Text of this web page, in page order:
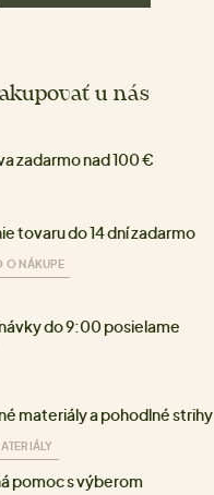
u nás
zadarmo nad 100 €
tovaru do 14 dní zadarmo
O NÁKUPE
do 9:00 posielame
materiály a pohodlné strihy
pomoc s výberom